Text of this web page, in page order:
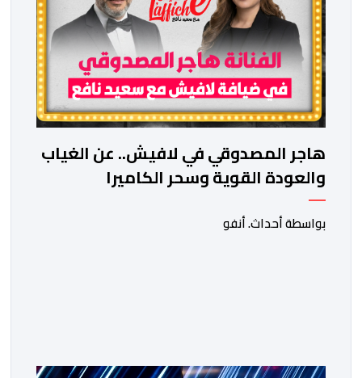
هاجر المصدوقي في لافيش.. عن الغياب
والعودة القوية وسحر الكاميرا
بواسطة أحداث. أنفو